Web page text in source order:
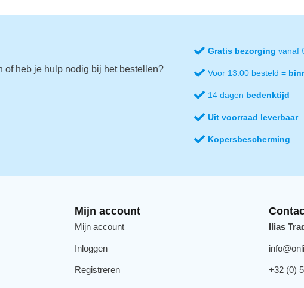
of heb je hulp nodig bij het bestellen?
Gratis bezorging vanaf
Voor 13:00 besteld =
14 dagen bedenktijd
Uit voorraad leverbaar
Kopersbescherming
Mijn account
Mijn account
Inloggen
Registreren
Ilias
+32 (0)